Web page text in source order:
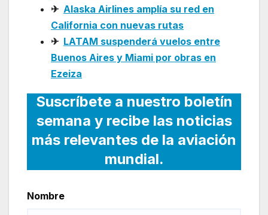
✈ Alaska Airlines amplía su red en
California con nuevas rutas
✈ LATAM suspenderá vuelos entre
Buenos Aires y Miami por obras en
Ezeiza
Suscríbete a nuestro boletín
semana y recibe las noticias
más relevantes de la aviación
mundial.
Nombre